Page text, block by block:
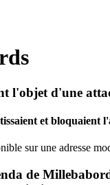
l'objet d'une
et bloquaient
sur une adresse
de